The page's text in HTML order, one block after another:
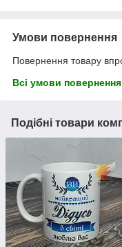
Умови повернення
Повернення товару
Всі умови повернення
Подібні товари